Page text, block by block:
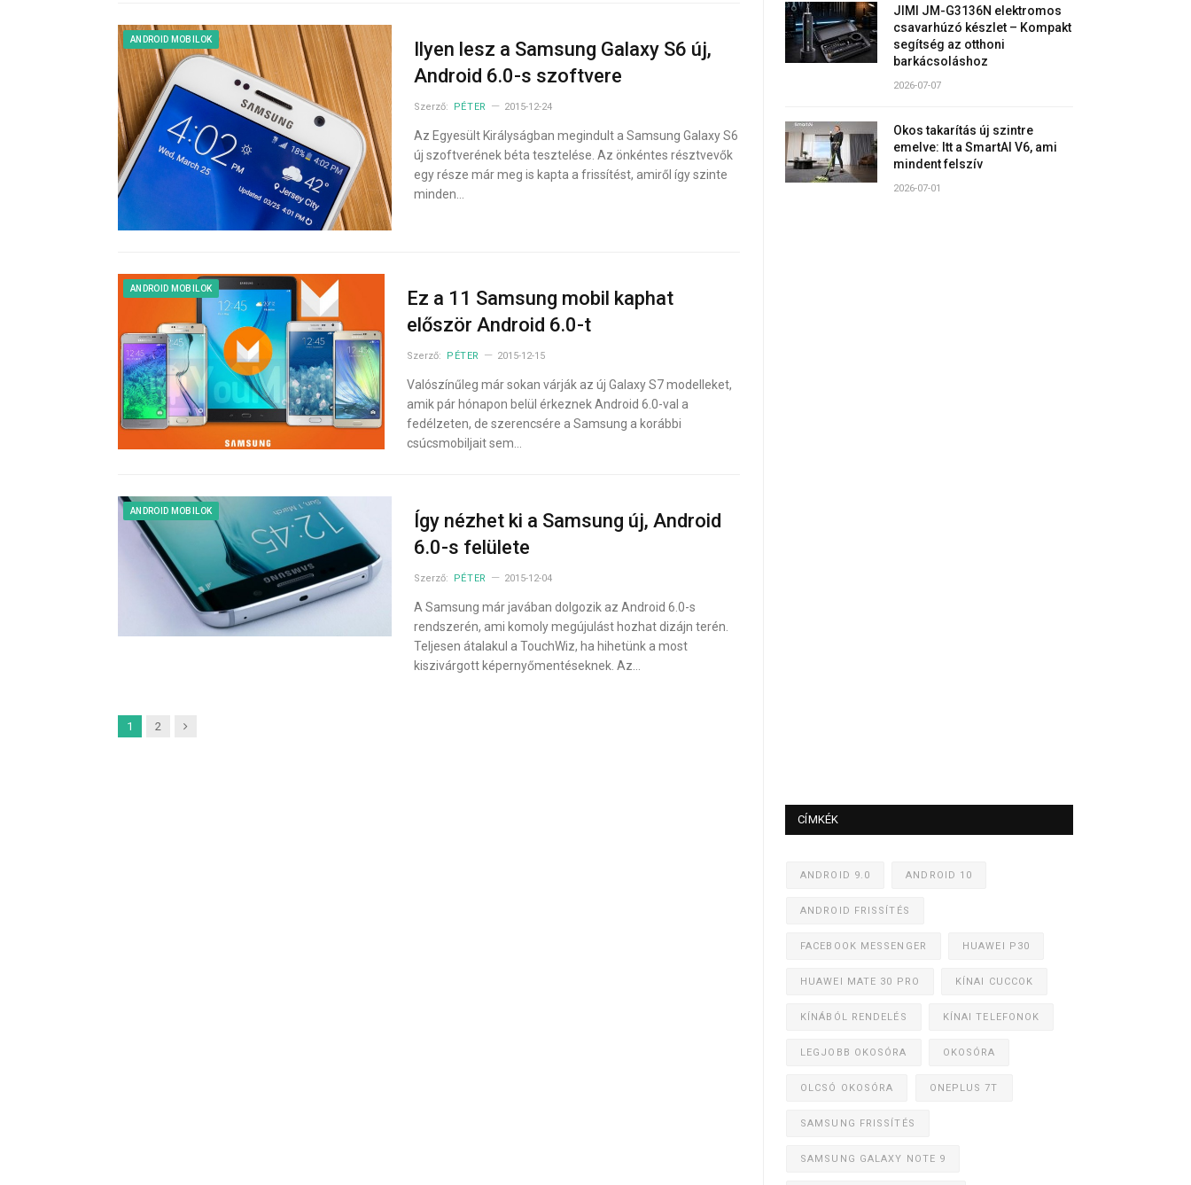
ANDROID MOBILOK
Ilyen lesz a Samsung Galaxy S6 új,
Android 6.0-s szoftvere
Szerző: PÉTER 2015-12-24
Az Egyesült Királyságban megindult a Samsung Galaxy S6
új szoftverének béta tesztelése. Az önkéntes résztvevők
egy része már meg is kapta a frissítést, amiről így szinte
minden…
ANDROID MOBILOK
Ez a 11 Samsung mobil kaphat
először Android 6.0-t
Szerző: PÉTER 2015-12-15
Valószínűleg már sokan várják az új Galaxy S7 modelleket,
amik pár hónapon belül érkeznek Android 6.0-val a
fedélzeten, de szerencsére a Samsung a korábbi
csúcsmobiljait sem…
ANDROID MOBILOK
Így nézhet ki a Samsung új, Android
6.0-s felülete
Szerző: PÉTER 2015-12-04
A Samsung már javában dolgozik az Android 6.0-s
rendszerén, ami komoly megújulást hozhat dizájn terén.
Teljesen átalakul a TouchWiz, ha hihetünk a most
kiszivárgott képernyőmentéseknek. Az…
1 2 Next
JIMI JM-G3136N elektromos
csavarhúzó készlet – Kompakt
segítség az otthoni
barkácsoláshoz
2026-07-07
Okos takarítás új szintre
emelve: Itt a SmartAI V6, ami
mindent felszív
2026-07-01
CÍMKÉK
ANDROID 9.0 ANDROID 10
ANDROID FRISSÍTÉS
FACEBOOK MESSENGER HUAWEI P30
HUAWEI MATE 30 PRO KÍNAI CUCCOK
KÍNÁBÓL RENDELÉS KÍNAI TELEFONOK
LEGJOBB OKOSÓRA OKOSÓRA
OLCSÓ OKOSÓRA ONEPLUS 7T
SAMSUNG FRISSÍTÉS
SAMSUNG GALAXY NOTE 9